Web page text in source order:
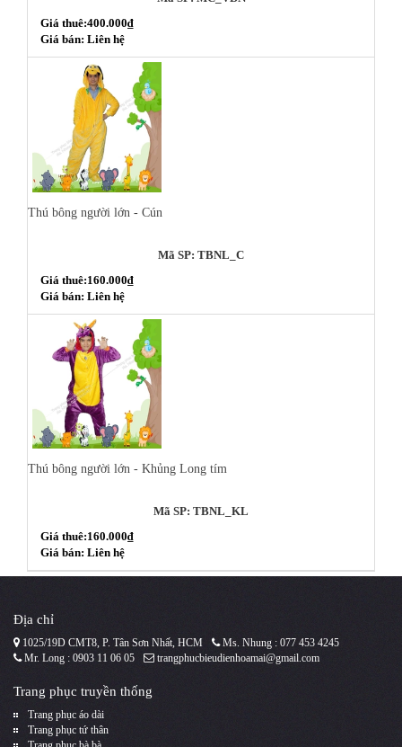
Giá thuê:400.000₫
Giá bán: Liên hệ
Thú bông người lớn - Cún
Mã SP: TBNL_C
Giá thuê:160.000₫
Giá bán: Liên hệ
Thú bông người lớn - Khủng Long tím
Mã SP: TBNL_KL
Giá thuê:160.000₫
Giá bán: Liên hệ
Địa chỉ
1025/19D CMT8, P. Tân Sơn Nhất, HCM
Ms. Nhung : 077 453 4245
Mr. Long : 0903 11 06 05
trangphucbieudienhoamai@gmail.com
Trang phục truyền thống
Trang phục áo dài
Trang phục tứ thân